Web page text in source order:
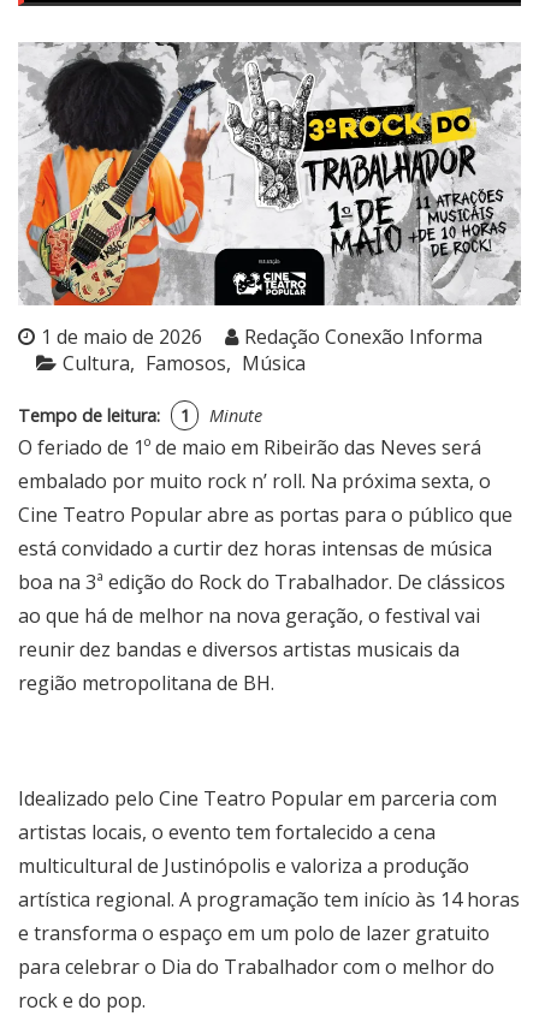
1 de maio de 2026
Redação Conexão Informa
Cultura
Famosos Música
Tempo de leitura: 1 Minute
O feriado de 1º de maio em Ribeirão das Neves será
embalado por muito rock n’ roll. Na próxima sexta, o
Cine Teatro Popular abre as portas para o público que
está convidado a curtir dez horas intensas de música
boa na 3ª edição do Rock do Trabalhador. De clássicos
ao que há de melhor na nova geração, o festival vai
reunir dez bandas e diversos artistas musicais da
região metropolitana de BH.
Idealizado pelo Cine Teatro Popular em parceria com
artistas locais, o evento tem fortalecido a cena
multicultural de Justinópolis e valoriza a produção
artística regional. A programação tem início às 14 horas
e transforma o espaço em um polo de lazer gratuito
para celebrar o Dia do Trabalhador com o melhor do
rock e do pop.